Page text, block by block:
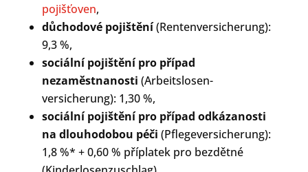
pojišťoven,
důchodové pojištění(Renten­versicherung):
9,3 %,
sociální pojištění pro případ
nezaměstnanosti (Arbeitslosen­
versicherung): 1,30 %,
sociální pojištění pro případ odkázanosti
na dlouhodobou péči (Pflege­versicherung):
1,8 %* + 0,60 % příplatek pro bezdětné